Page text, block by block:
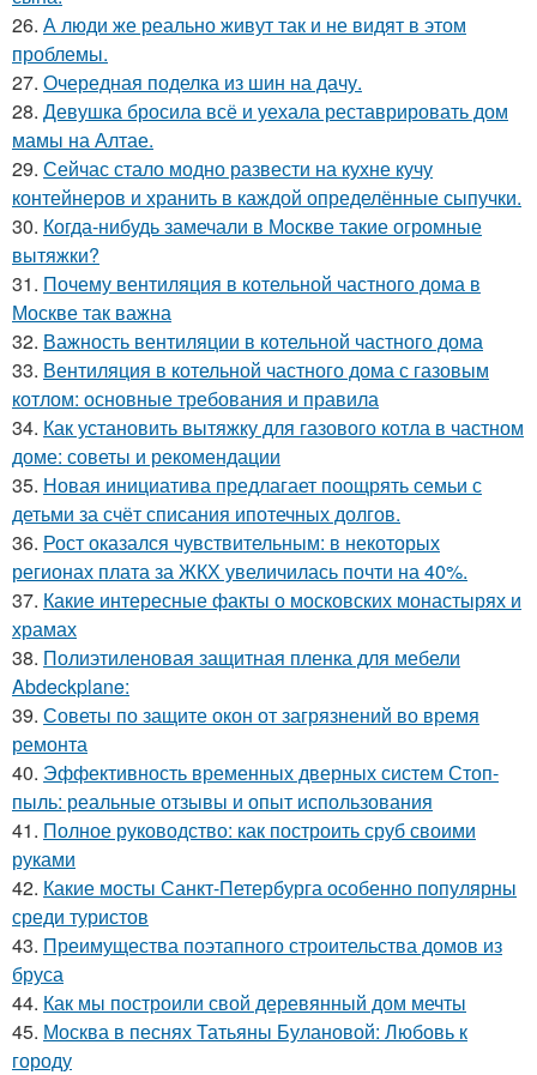
26. А люди же реально живут так и не видят в этом
проблемы.
27. Очередная поделка из шин на дачу.
28. Девушка бросила всё и уехала реставрировать дом
мамы на Алтае.
29. Сейчас стало модно развести на кухне кучу
контейнеров и хранить в каждой определённые сыпучки.
30. Когда-нибудь замечали в Москве такие огромные
вытяжки?
31. Почему вентиляция в котельной частного дома в
Москве так важна
32. Важность вентиляции в котельной частного дома
33. Вентиляция в котельной частного дома с газовым
котлом: основные требования и правила
34. Как установить вытяжку для газового котла в частном
доме: советы и рекомендации
35. Новая инициатива предлагает поощрять семьи с
детьми за счёт списания ипотечных долгов.
36. Рост оказался чувствительным: в некоторых
регионах плата за ЖКХ увеличилась почти на 40%.
37. Какие интересные факты о московских монастырях и
храмах
38. Полиэтиленовая защитная пленка для мебели
Abdeckplane:
39. Советы по защите окон от загрязнений во время
ремонта
40. Эффективность временных дверных систем Стоп-
пыль: реальные отзывы и опыт использования
41. Полное руководство: как построить сруб своими
руками
42. Какие мосты Санкт-Петербурга особенно популярны
среди туристов
43. Преимущества поэтапного строительства домов из
бруса
44. Как мы построили свой деревянный дом мечты
45. Москва в песнях Татьяны Булановой: Любовь к
городу